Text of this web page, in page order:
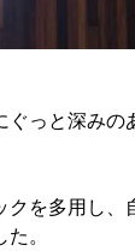
ぐっと深みの
クを多用し、
。